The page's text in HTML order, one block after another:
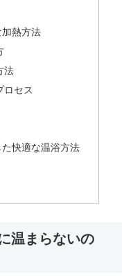
熱方法
法
ロセス
快適な温浴方法
温まらないの